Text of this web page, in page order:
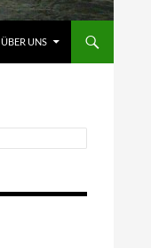
ÜBER UNS